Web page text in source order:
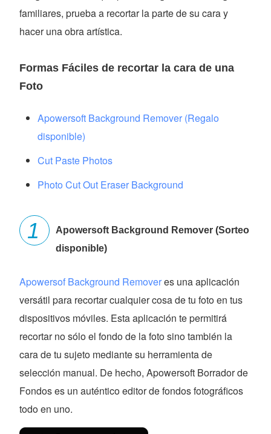
familiares, prueba a recortar la parte de su cara y
hacer una obra artística.
Formas Fáciles de recortar la cara de una
Foto
Apowersoft Background Remover (Regalo
disponible)
Cut Paste Photos
Photo Cut Out Eraser Background
Apowersoft Background Remover (Sorteo
disponible)
Apowersof Background Removeres una aplicación
versátil para recortar cualquier cosa de tu foto en tus
dispositivos móviles. Esta aplicación te permitirá
recortar no sólo el fondo de la foto sino también la
cara de tu sujeto mediante su herramienta de
selección manual. De hecho, Apowersoft Borrador de
Fondos es un auténtico editor de fondos fotográficos
todo en uno.